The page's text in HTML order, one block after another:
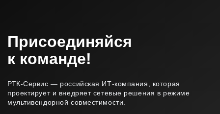
Присоединяйся
к команде!
РТК-Сервис — российская ИТ‑компания, которая
проектирует и внедряет сетевые решения в режиме
мультивендорной совместимости.